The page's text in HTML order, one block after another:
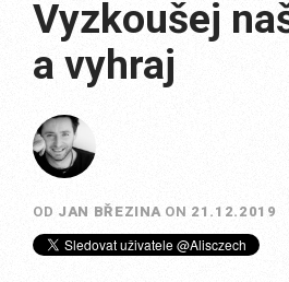
Vyzkoušej
a vyhraj
OD JAN BŘEZINA ON 21.12.2019